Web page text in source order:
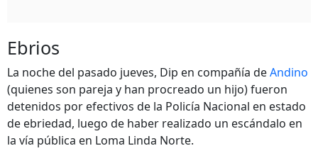
Ebrios
La noche del pasado jueves, Dip en compañía deAndino
(quienes son pareja y han procreado un hijo) fueron
detenidos por efectivos de la Policía Nacional en estado
de ebriedad, luego de haber realizado un escándalo en
la vía pública en Loma Linda Norte.